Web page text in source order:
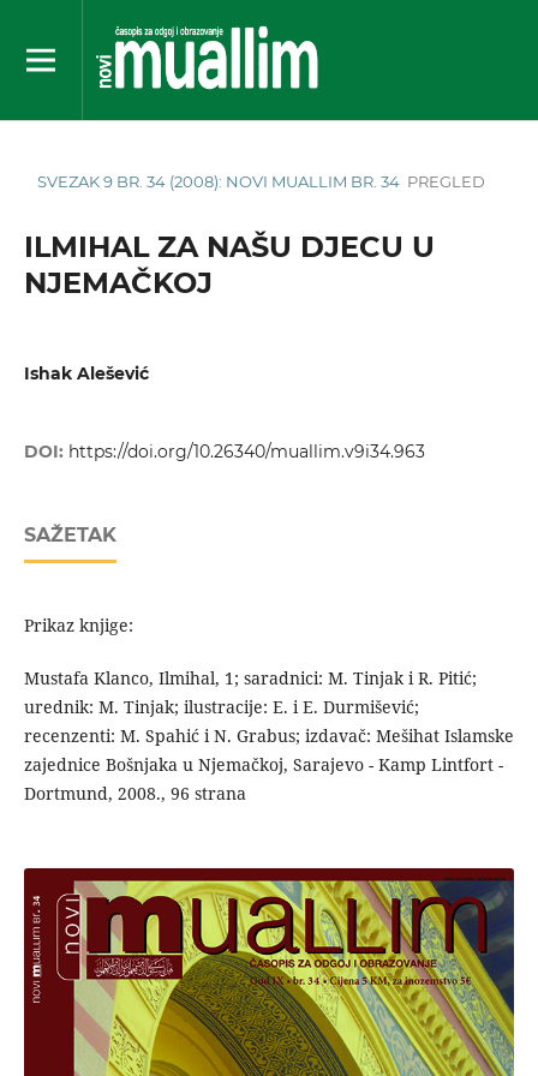
SVEZAK 9 BR. 34 (2008): NOVI MUALLIM BR. 34 PREGLED
ILMIHAL ZA NAŠU DJECU U
NJEMAČKOJ
Ishak Alešević
DOI: https://doi.org/10.26340/muallim.v9i34.963
SAŽETAK
Prikaz knjige:
Mustafa Klanco, Ilmihal, 1; saradnici: M. Tinjak i R. Pitić;
urednik: M. Tinjak; ilustracije: E. i E. Durmišević;
recenzenti: M. Spahić i N. Grabus; izdavač: Mešihat Islamske
zajednice Bošnjaka u Njemačkoj, Sarajevo - Kamp Lintfort -
Dortmund, 2008., 96 strana